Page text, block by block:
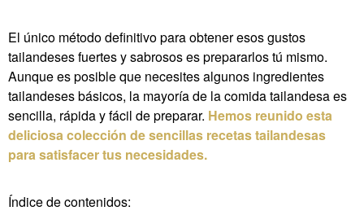
El único método definitivo para obtener esos gustos
tailandeses fuertes y sabrosos es prepararlos tú mismo.
Aunque es posible que necesites algunos ingredientes
tailandeses básicos, la mayoría de la comida tailandesa es
sencilla, rápida y fácil de preparar. Hemos reunido esta
deliciosa colección de sencillas recetas tailandesas
para satisfacer tus necesidades.
Índice de contenidos: